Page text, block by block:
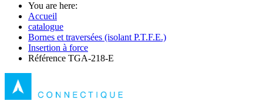
You are here:
Accueil
catalogue
Bornes et traversées (isolant P.T.F.E.)
Insertion à force
Référence TGA-218-E